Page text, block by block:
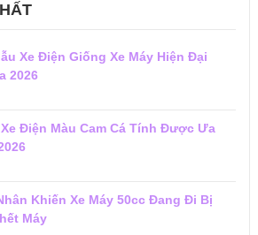
Xe Điện Giống Xe Máy Hiện Đại
2026
Điện Màu Cam Cá Tính Được Ưa
Khiến Xe Máy 50cc Đang Đi Bị
Máy